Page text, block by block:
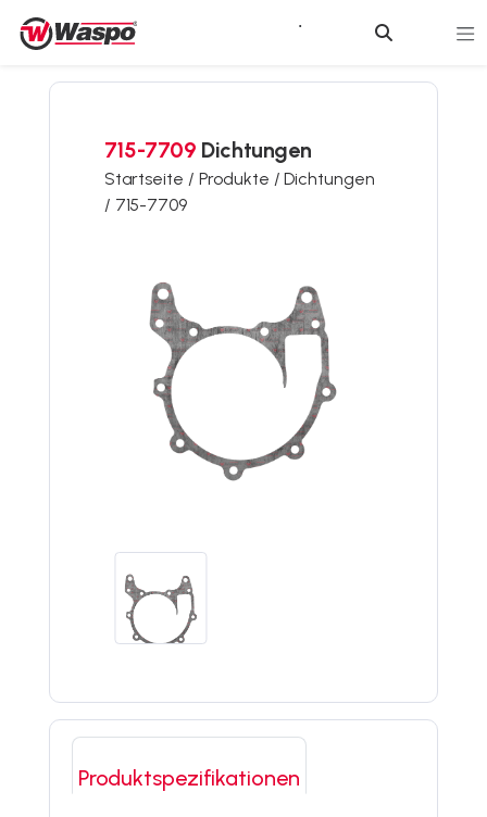
715-7709 Dichtungen
Startseite / Produkte /Dichtungen
/ 715-7709
Produktspezifikationen